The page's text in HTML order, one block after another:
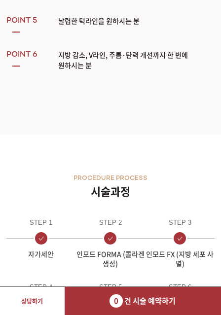
POINT 5 날렵한 턱라인을 원하시는 분
POINT 6
지방 감소, V라인, 주름·탄력 개선까지 한 번에
원하시는 분
시술과정
PROCEDURE PROCESS
STEP 1
자가세안
STEP 2
인모드 FORMA (콜라겐
생성)
STEP 3
인모드 FX (지방 세포 사
멸)
STEP 4 STEP 5 STEP 6
상담하기 0 건 시술 예약하기